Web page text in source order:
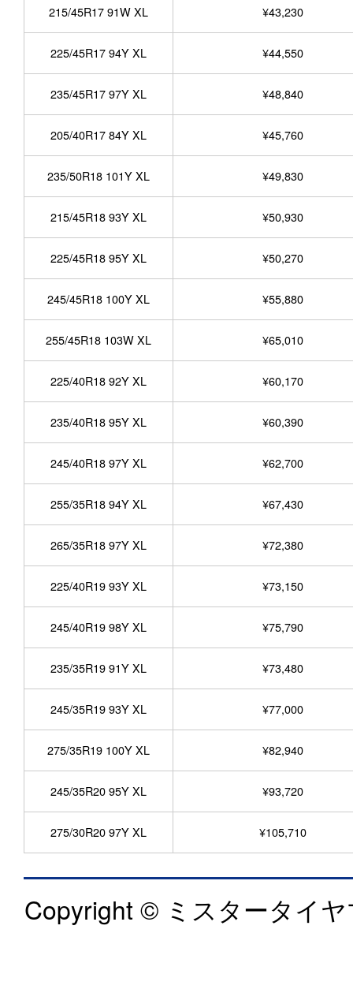
215/45R17 91W XL ¥43,230
225/45R17 94Y XL ¥44,550
235/45R17 97Y XL ¥48,840
205/40R17 84Y XL ¥45,760
235/50R18 101Y XL ¥49,830
215/45R18 93Y XL ¥50,930
225/45R18 95Y XL ¥50,270
245/45R18 100Y XL ¥55,880
255/45R18 103W XL ¥65,010
225/40R18 92Y XL ¥60,170
235/40R18 95Y XL ¥60,390
245/40R18 97Y XL ¥62,700
255/35R18 94Y XL ¥67,430
265/35R18 97Y XL ¥72,380
225/40R19 93Y XL ¥73,150
245/40R19 98Y XL ¥75,790
235/35R19 91Y XL ¥73,480
245/35R19 93Y XL ¥77,000
275/35R19 100Y XL ¥82,940
245/35R20 95Y XL ¥93,720
275/30R20 97Y XL ¥105,710
Copyright © ミスタータイ